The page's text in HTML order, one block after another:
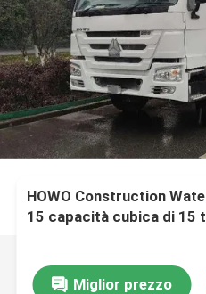
HOWO Construction
15 capacità cubica di 15
Miglior prezzo